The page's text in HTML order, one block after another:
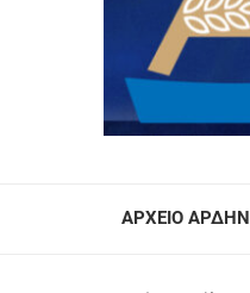
ΑΡΧΕΙΟ ΑΡΔΗΝ